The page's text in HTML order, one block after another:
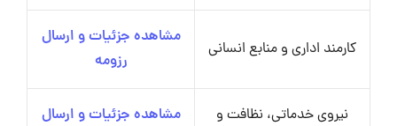
کارمند اداری و منابع انسانی
مشاهده جزئیات و ارسال
رزومه
نیروی خدماتی، نظافت و
مشاهده جزئیات و ارسال